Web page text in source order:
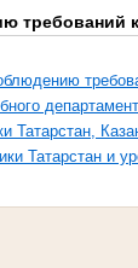
требований
Татарстан,
Татарстан и